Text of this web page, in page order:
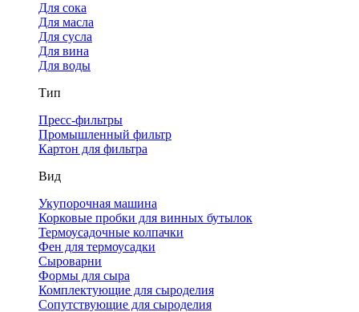
Для сока
Для масла
Для сусла
Для вина
Для воды
Тип
Пресс-фильтры
Промышленный фильтр
Картон для фильтра
Вид
Укупорочная машина
Корковые пробки для винных бутылок
Термоусадочные колпачки
Фен для термоусадки
Сыроварни
Формы для сыра
Комплектующие для сыроделия
Сопутствующие для сыроделия